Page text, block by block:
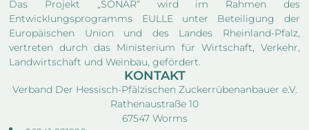
Das Projekt „SONAR“ wird im Rahmen des
Entwicklungsprogramms EULLE unter Beteiligung der
Europäischen Union und des Landes Rheinland-Pfalz,
vertreten durch das Ministerium für Wirtschaft, Verkehr,
Landwirtschaft und Weinbau, gefördert.
KONTAKT
Verband Der Hessisch-Pfälzischen Zuckerrübenanbauer e.V.
Rathenaustraße 10
67547 Worms